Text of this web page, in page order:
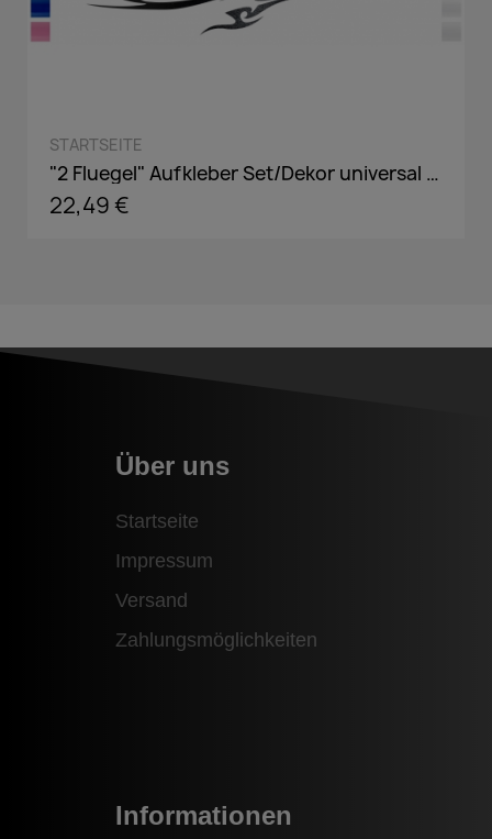
STARTSEITE
"2 Fluegel" Aufkleber Set/Dekor universal passend in Wunschfarbe
22,49 €
Über uns
Startseite
Impressum
Versand
Zahlungsmöglichkeiten
Informationen